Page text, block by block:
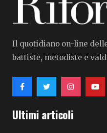
Il quotidiano on-line
battiste, metodiste e
Ultimi articoli